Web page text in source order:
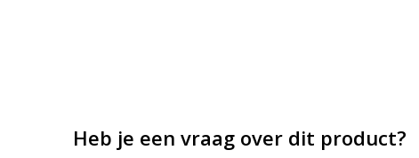
Heb je een vraag over dit product?